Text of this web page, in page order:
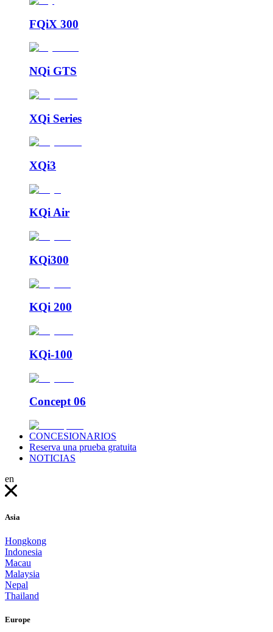
FQiX 300
NQi GTS
XQi Series
XQi3
KQi Air
KQi300
KQi 200
KQi-100
Concept 06
CONCESIONARIOS
Reserva una prueba gratuita
NOTICIAS
en
Asia
Hongkong
Indonesia
Macau
Malaysia
Nepal
Thailand
Europe